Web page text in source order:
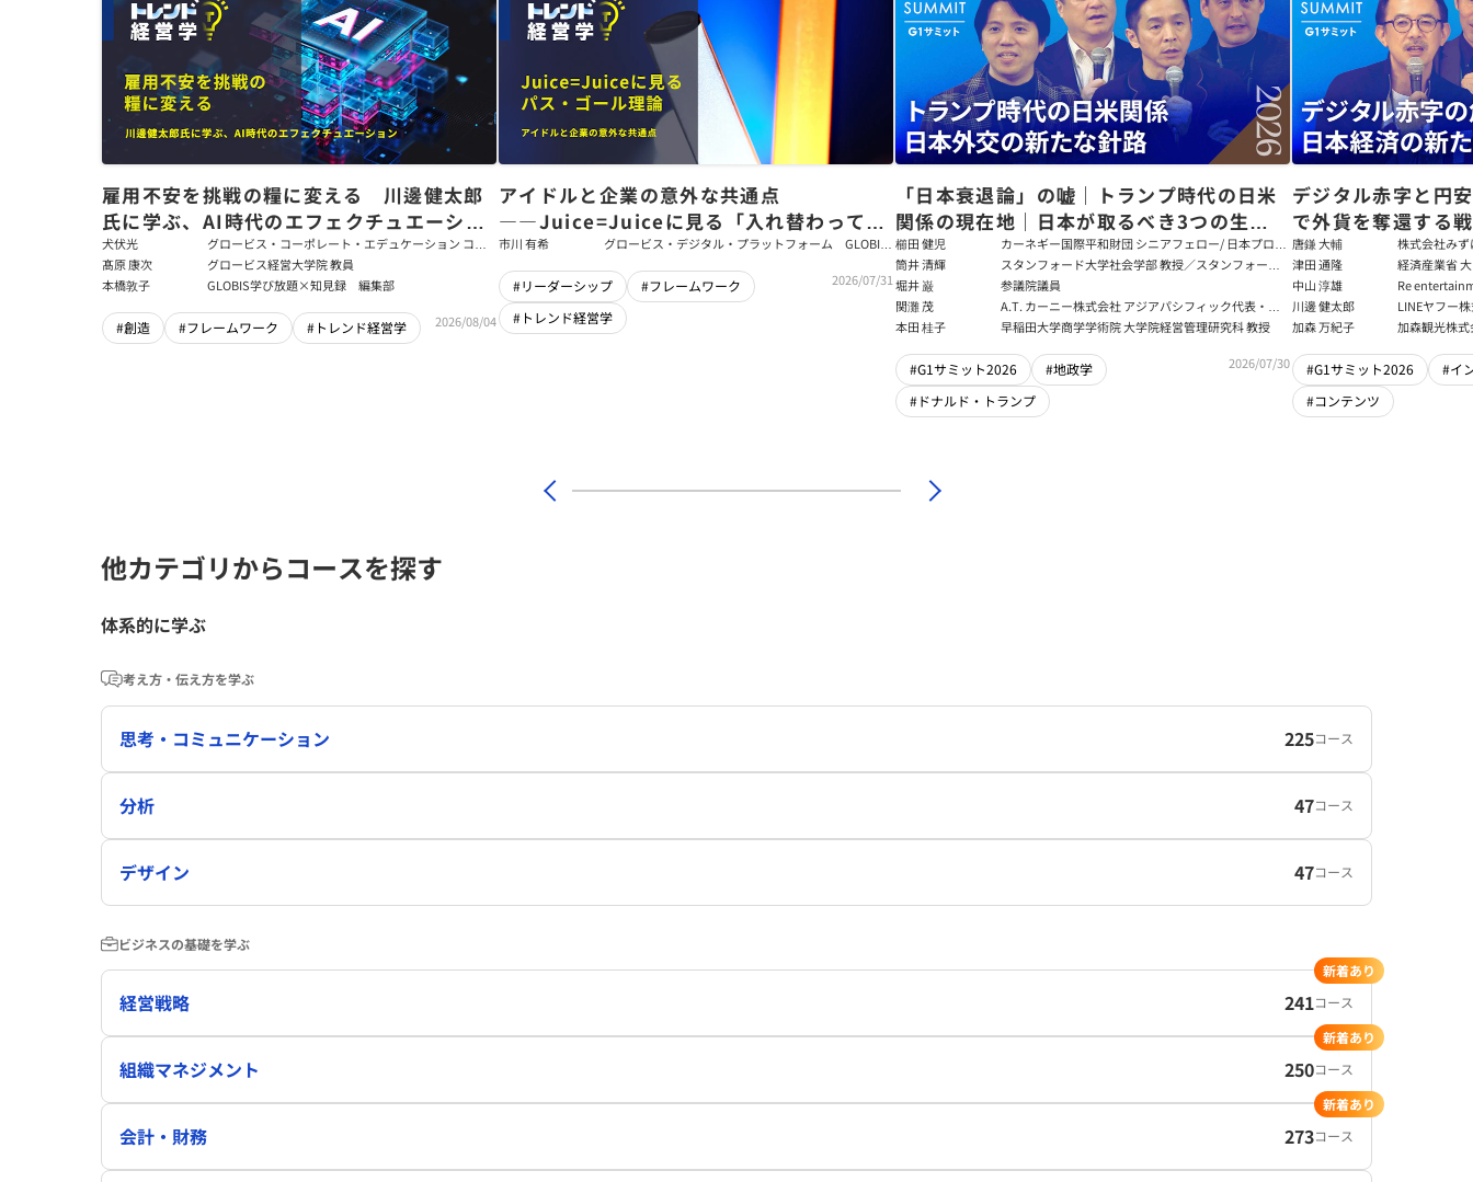
雇用不安を挑戦の糧に変える 川邊健太郎
氏に学ぶ、AI時代のエフェクチュエーショ
ン
犬伏光
グロービス・コーポレート・エデュケーション コー
ポレート・ソリューション・チーム コンサルタント
髙原 康次
グロービス経営大学院 教員
本橋敦子
GLOBIS学び放題×知見録 編集部
#創造 #フレームワーク #トレンド経営学 2026/08/04
アイドルと企業の意外な共通点
――Juice=Juiceに見る「入れ替わっても
強いチーム」をつくるパス・ゴール理論
市川 有希
グロービス・デジタル・プラットフォーム GLOBIS
#リーダーシップ
#フレームワーク
#トレンド経営学
2026/07/31
「日本衰退論」の嘘｜トランプ時代の日米
関係の現在地｜日本が取るべき3つの生存
戦略【櫛田健児×関灘茂×堀井巌×筒井清
輝】
櫛田 健児
カーネギー国際平和財団 シニアフェロー/ 日本プログ
ラムディレクター
筒井 清輝
スタンフォード大学社会学部 教授／スタンフォード
大学アジア太平洋研究センター 所長／東京財団 名誉
フェロー
堀井 巌
参議院議員
関灘 茂
A.T. カーニー株式会社 アジアパシフィック代表・日
本法人会長
本田 桂子 早稲田大学商学学術院 大学院経営管理研究科 教授
#G1サミット2026
#地政学
#ドナルド・トランプ
2026/07/30
デジタル赤字と円
で外貨を奪還する
る真の条件
唐鎌 大輔
株式会社み
ト
津田 通隆
経済産業省
デジタル経
報処理推進
センター 情
任者
中山 淳雄
Re
講師／Plott
川邊 健太郎
LINEヤフー
加森 万紀子
加森観光株式
#G1サミット2026
#イ
#コンテンツ
他カテゴリからコースを探す
体系的に学ぶ
考え方・伝え方を学ぶ
思考・コミュニケーション 225コース
分析 47コース
デザイン 47コース
ビジネスの基礎を学ぶ
経営戦略 241コース
新着あり
組織マネジメント 250コース
新着あり
会計・財務 273コース
新着あり